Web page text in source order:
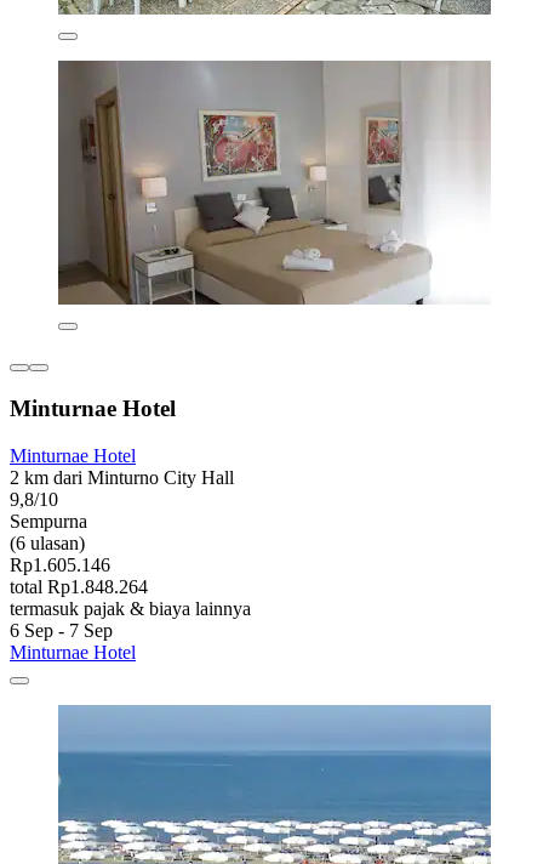
Minturnae Hotel
Minturnae Hotel
2 km dari Minturno City Hall
9,8/10
Sempurna
(6 ulasan)
Rp1.605.146
total Rp1.848.264
termasuk pajak & biaya lainnya
6 Sep - 7 Sep
Minturnae Hotel